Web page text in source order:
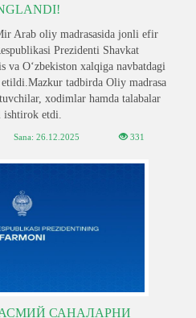
Arab oliy madrasasida jonli efir
Prezidenti Shavkat
O‘zbekiston xalqiga navbatdagi
tadbirda Oliy madrasa
xodimlar hamda talabalar
ishtirok etdi.
Sana: 26.12.2025 331
САНАЛАРНИ